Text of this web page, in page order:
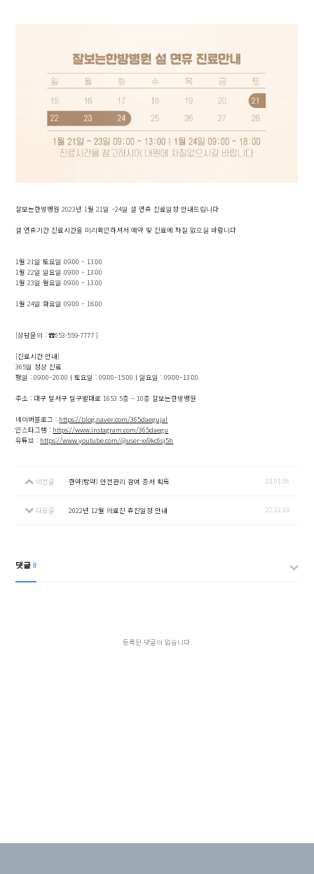
잘보는한방병원 2023년 1월 21일 ~24일 설 연휴 진료일정 안내드립니다
설 연휴기간 진료시간을 미리확인하셔서 예약 및 진료에 차질 없으실 바랍니다
1월 21일 토요일 09:00 ~ 13:00
1월 22일 일요일 09:00 ~ 13:00
1월 23일 월요일 09:00 ~ 13:00
1월 24일 화요일 09:00 ~ 18:00
[상담문의 : ☎053-559-7777 ]
[진료시간 안내]
365일 정상 진료
평일 : 09:00~20:00ㅣ토요일 : 09:00~15:00ㅣ일요일 : 09:00~13:00
주소 : 대구 달서구 달구벌대로 1653 5층 ~ 10층 잘보는한방병원
네이버블로그 : https://blog.naver.com/365daegujal
인스타그램 : https://www.instagram.com/365daegu
유튜브 : https://www.youtube.com/@user-xx9kc6sj5h
이전글 한약(탕약) 안전관리 참여 증서 획득 23.01.06
다음글 2022년 12월 의료진 휴진일정 안내 22.12.19
댓글 0
등록된 댓글이 없습니다.